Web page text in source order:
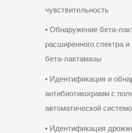
чувствительность
• Обнаружение бета-
расширенного спектра
бета-лактамазы
• Идентификация и
антибиотикограмм с
автоматической
• Идентификация